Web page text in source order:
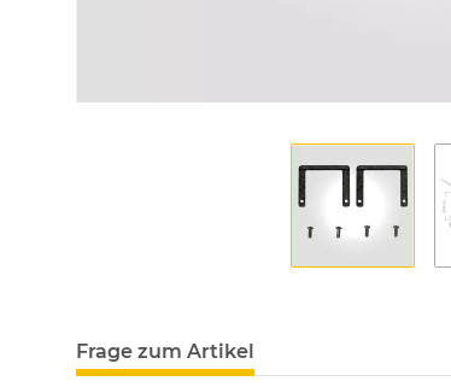
Frage zum Artikel